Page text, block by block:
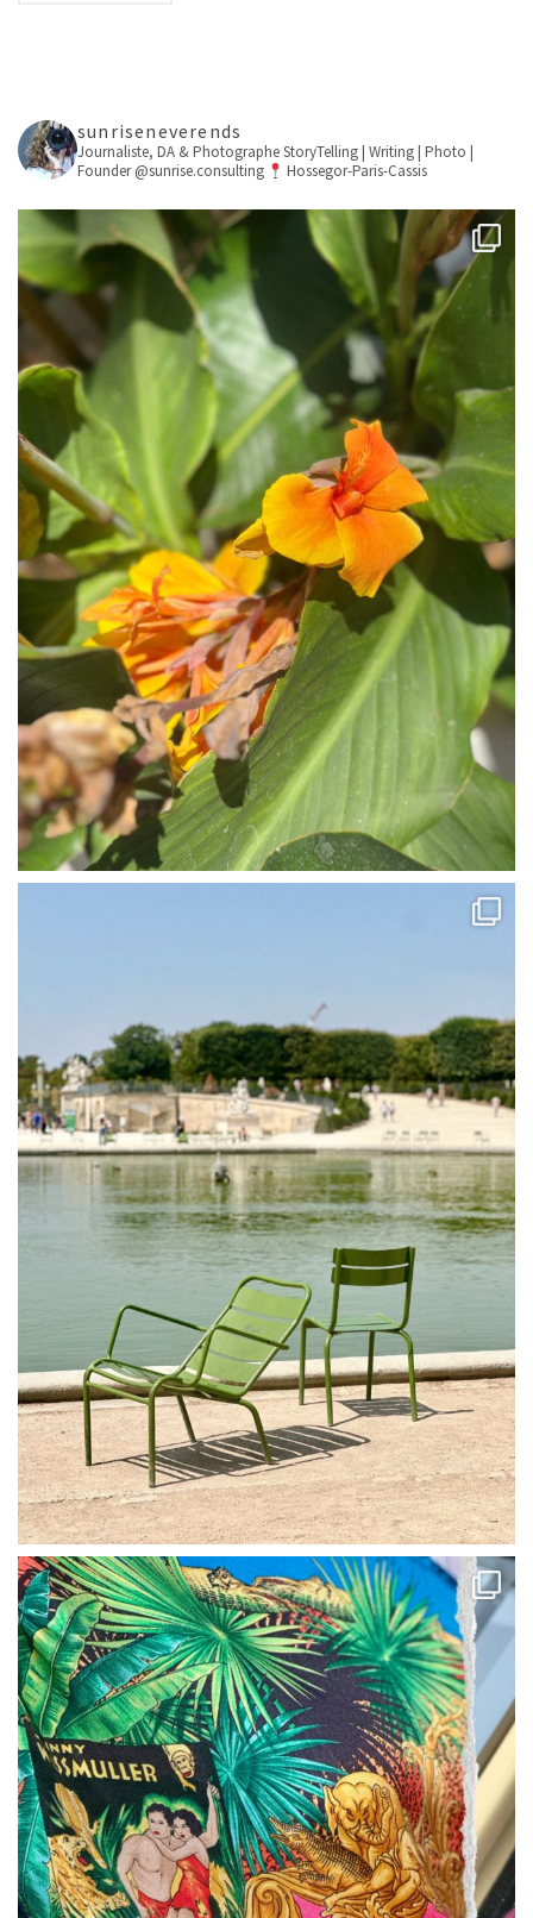
sunriseneverends
Journaliste, DA & PhotographeStoryTelling | Writing | Photo |
Founder @sunrise.consulting
Hossegor-Paris-Cassis